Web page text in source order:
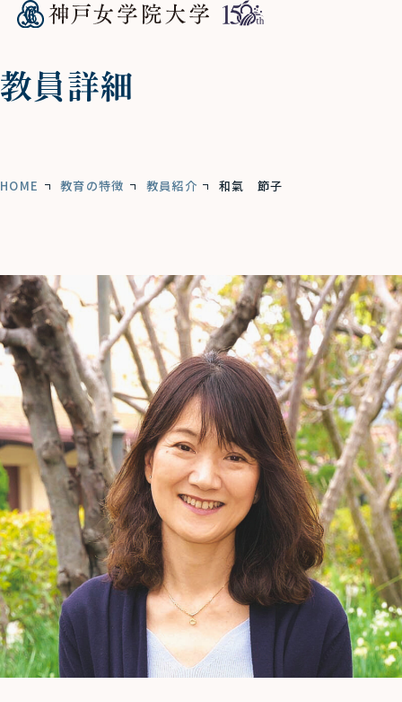
教員詳細
HOME 教育の特徴 教員紹介 和氣 節子